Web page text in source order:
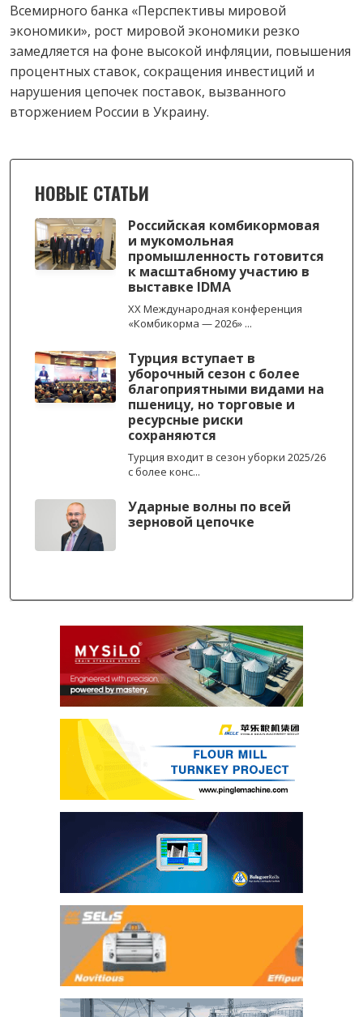
Всемирного банка «Перспективы мировой
экономики», рост мировой экономики резко
замедляется на фоне высокой инфляции, повышения
процентных ставок, сокращения инвестиций и
нарушения цепочек поставок, вызванного
вторжением России в Украину.
НОВЫЕ СТАТЬИ
Российская комбикормовая
и мукомольная
промышленность готовится
к масштабному участию в
выставке IDMA
XX Международная конференция
«Комбикорма — 2026» ...
Турция вступает в
уборочный сезон с более
благоприятными видами на
пшеницу, но торговые и
ресурсные риски
сохраняются
Турция входит в сезон уборки 2025/26
с более конс...
Ударные волны по всей
зерновой цепочке